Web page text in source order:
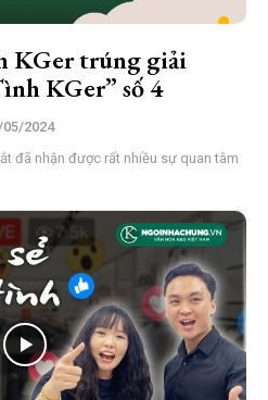
KGer trúng giải
KGer” số 4
05/2024
đã nhận được rất nhiều sự quan tâm